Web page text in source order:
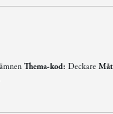
Thema-kod: Deckare